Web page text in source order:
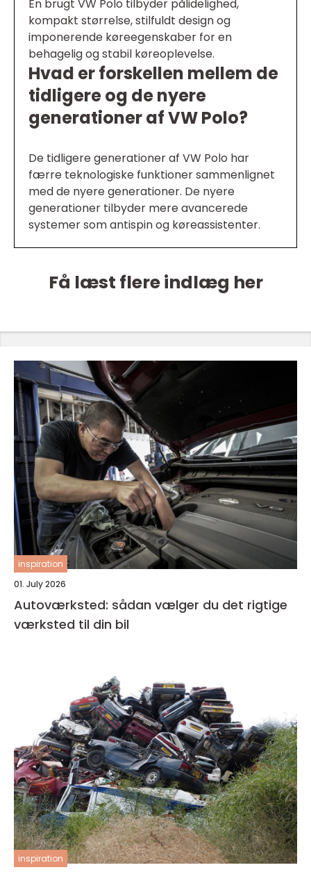
En brugt VW Polo tilbyder pålidelighed,
kompakt størrelse, stilfuldt design og
imponerende køreegenskaber for en
behagelig og stabil køreoplevelse.
Hvad er forskellen mellem de
tidligere og de nyere
generationer af VW Polo?
De tidligere generationer af VW Polo har
færre teknologiske funktioner sammenlignet
med de nyere generationer. De nyere
generationer tilbyder mere avancerede
systemer som antispin og køreassistenter.
Få læst flere indlæg her
inspiration
01. July 2026
Autoværksted: sådan vælger du det rigtige
værksted til din bil
inspiration